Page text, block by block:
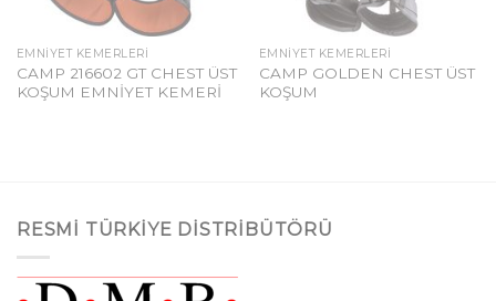
EMNIYET KEMERLERI
CAMP 216602 GT CHEST ÜST
KOŞUM EMNİYET KEMERİ
EMNIYET KEMERLERI
CAMP GOLDEN CHEST ÜST
KOŞUM
RESMI TÜRKIYE DISTRIBÜTÖRÜ